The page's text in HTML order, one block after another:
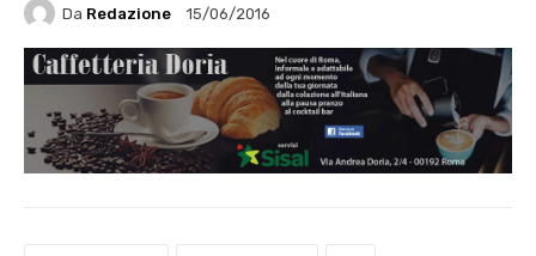
Da Redazione 15/06/2016